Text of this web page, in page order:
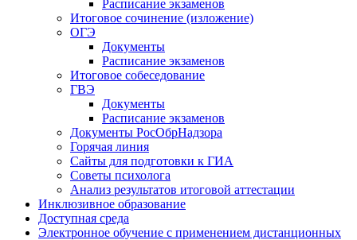
Расписание экзаменов
Итоговое сочинение (изложение)
ОГЭ
Документы
Расписание экзаменов
Итоговое собеседование
ГВЭ
Документы
Расписание экзаменов
Документы РосОбрНадзора
Горячая линия
Сайты для подготовки к ГИА
Советы психолога
Анализ результатов итоговой аттестации
Инклюзивное образование
Доступная среда
Электронное обучение с применением дистанционных